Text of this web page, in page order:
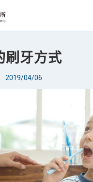
刷牙方式
2019/04/06